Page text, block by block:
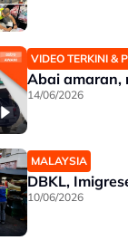
VIDEO TERKINI &
Abai amaran,
14/06/2026
MALAYSIA
DBKL,
10/06/2026